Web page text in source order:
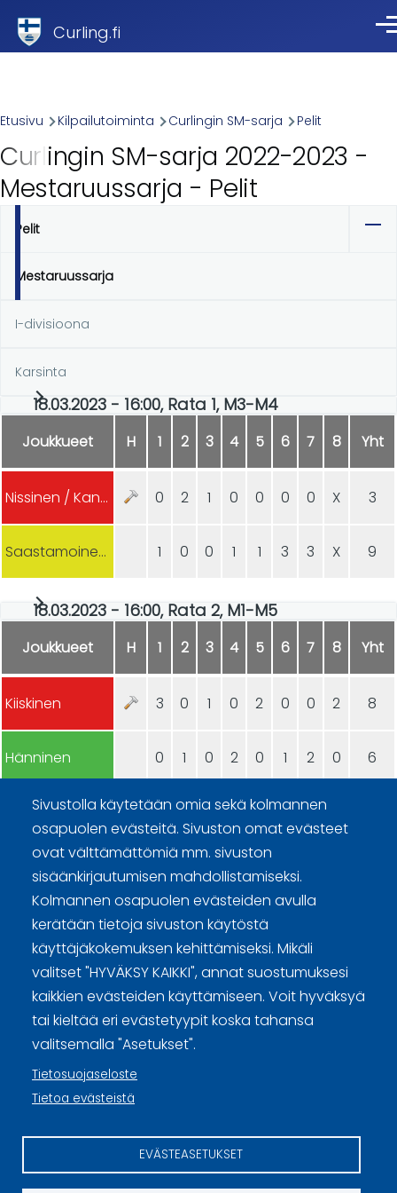
Curling.fi
Breadcrumb
Etusivu Kilpailutoiminta Curlingin SM-sarja Pelit
Curlingin SM-sarja 2022-2023 -
Mestaruussarja - Pelit
Ensisijaiset
välilehdet
Pelit
Mestaruussarja
I-divisioona
Karsinta
18.03.2023 - 16:00, Rata 1, M3-M4
Joukkueet H 1 2 3 4 5 6 7 8 Yht
Nissinen / Kangasniemi 0 2 1 0 0 0 0 X 3
Saastamoinen / Joensuu 1 0 0 1 1 3 3 X 9
18.03.2023 - 16:00, Rata 2, M1-M5
Joukkueet H 1 2 3 4 5 6 7 8 Yht
Kiiskinen 3 0 1 0 2 0 0 2 8
Hänninen 0 1 0 2 0 1 2 0 6
Sivustolla käytetään omia sekä kolmannen
osapuolen evästeitä. Sivuston omat evästeet
ovat välttämättömiä mm. sivuston
sisäänkirjautumisen mahdollistamiseksi.
Kolmannen osapuolen evästeiden avulla
kerätään tietoja sivuston käytöstä
käyttäjäkokemuksen kehittämiseksi. Mikäli
valitset "HYVÄKSY KAIKKI", annat suostumuksesi
kaikkien evästeiden käyttämiseen. Voit hyväksyä
tai kieltää eri evästetyypit koska tahansa
valitsemalla "Asetukset".
Tietosuojaseloste
Tietoa evästeistä
EVÄSTEASETUKSET
Curling Finland
Curling.fi
Curling Finland
Sivuston käyttöehdot ja sisällön käyttöoikeudet